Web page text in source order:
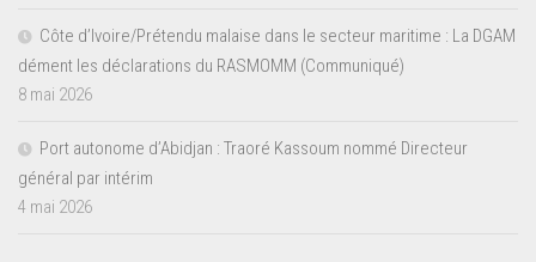
Côte d’Ivoire/Prétendu malaise dans le secteur maritime : La DGAM
dément les déclarations du RASMOMM (Communiqué)
8 mai 2026
Port autonome d’Abidjan : Traoré Kassoum nommé Directeur
général par intérim
4 mai 2026